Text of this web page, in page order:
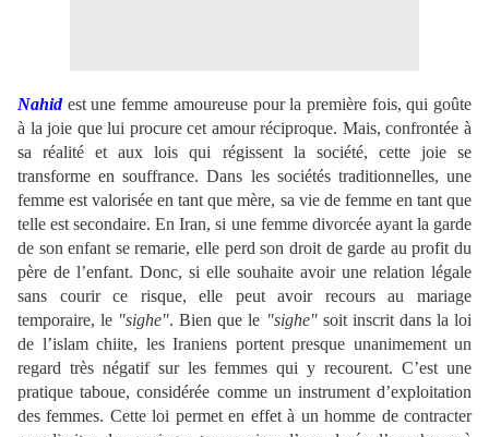
Nahidest une femme amoureuse pour la première fois, qui goûte
à la joie que lui procure cet amour réciproque. Mais, confrontée à
sa réalité et aux lois qui régissent la société, cette joie se
transforme en souffrance. Dans les sociétés traditionnelles, une
femme est valorisée en tant que mère, sa vie de femme en tant que
telle est secondaire. En Iran, si une femme divorcée ayant la garde
de son enfant se remarie, elle perd son droit de garde au profit du
père de l’enfant. Donc, si elle souhaite avoir une relation légale
sans courir ce risque, elle peut avoir recours au mariage
temporaire, le "sighe". Bien que le "sighe"soit inscrit dans la loi
de l’islam chiite, les Iraniens portent presque unanimement un
regard très négatif sur les femmes qui y recourent. C’est une
pratique taboue, considérée comme un instrument d’exploitation
des femmes. Cette loi permet en effet à un homme de contracter